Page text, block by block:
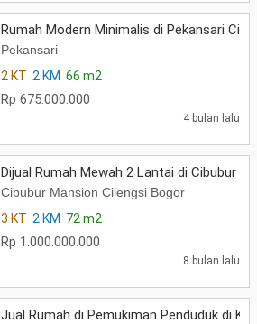
Rumah Modern Minimalis di Pekansari
Pekansari
2 KT 2 KM 66 m2
Rp 675.000.000
4 bulan lalu
Dijual Rumah Mewah 2 Lantai di Cibubur
Cibubur Mansion Cilengsi Bogor
3 KT 2 KM 72 m2
Rp 1.000.000.000
8 bulan lalu
Jual Rumah di Pemukiman Penduduk di